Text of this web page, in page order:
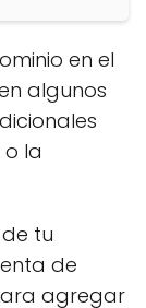
en el
algunos
la
tu
de
agregar